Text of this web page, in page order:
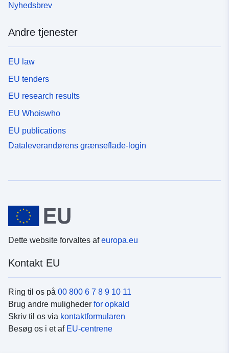
Nyhedsbrev
Andre tjenester
EU law
EU tenders
EU research results
EU Whoiswho
EU publications
Dataleverandørens grænseflade-login
Dette website forvaltes afeuropa.eu
Kontakt EU
Ring til os på 00 800 6 7 8 9 10 11
Brug andre muligheder for opkald
Skriv til os via kontaktformularen
Besøg os i et af EU-centrene